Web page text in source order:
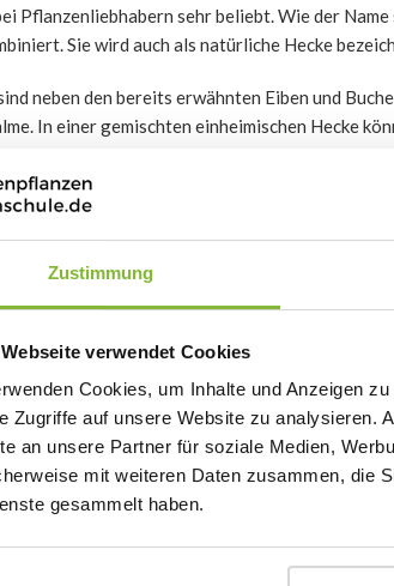
Zustimmung
verwendet Cookies
Cookies, um Inhalte und Anzeigen
Zugriffe auf unsere Website zu analysieren.
an unsere Partner für soziale Medien,
mit weiteren Daten zusammen, die
gesammelt haben.
Pflanzenliebhabern sehr beliebt. Wie der
Sie wird auch als natürliche Hecke
neben den bereits erwähnten Eiben und
In einer gemischten einheimischen Hecke
ist, dass sie viele verschiedene Tiere
Sie müssen jedoch bedenken, dass die
Pflanzenart. Denn jede einheimische
Mischhecke etwas wilder und lockerer
die im hiesigen Klima ebenfalls
Japonicus Green Spire(Japanischer
in südlicheren Regionen heimisch.
Land hervorragend.